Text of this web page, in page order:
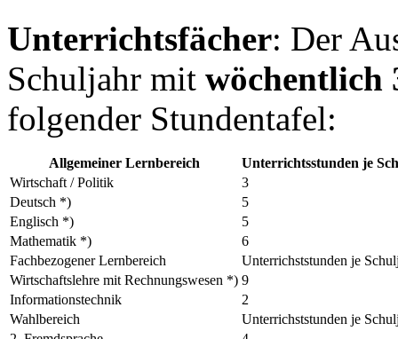
Unterrichtsfächer: Der
Schuljahr mit wöchentlich
folgender Stundentafel:
Allgemeiner Lernbereich
Unterrichtsstunden je
Wirtschaft / Politik
3
Deutsch *)
5
Englisch *)
5
Mathematik *)
6
Fachbezogener Lernbereich
Unterrichststunden je
Wirtschaftslehre mit Rechnungswesen *) 9
Informationstechnik
2
Wahlbereich
Unterrichststunden je